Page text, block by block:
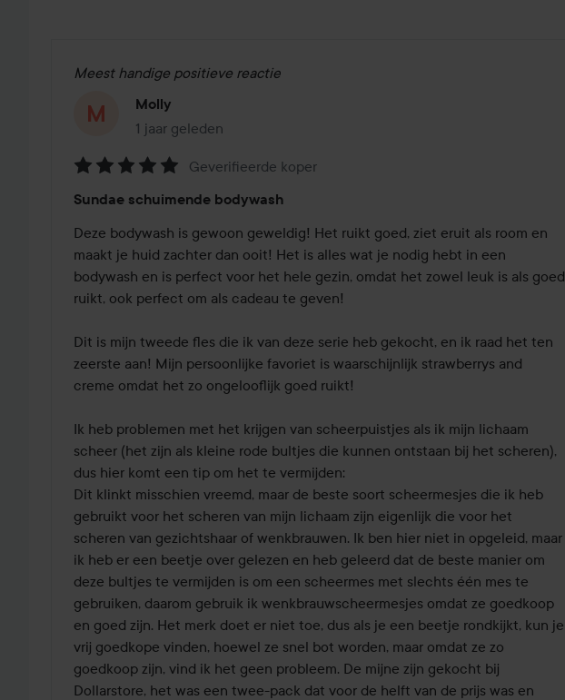
Meest handige positieve reactie
Molly
1 jaar geleden
Het bericht is gemaakt 1 jaar geleden
5
van
de
5
Geverifieerde koper
Sundae schuimende bodywash
Deze bodywash is gewoon geweldig! Het ruikt goed, ziet eruit als room en
maakt je huid zachter dan ooit! Het is alles wat je nodig hebt in een
bodywash en is perfect voor het hele gezin, omdat het zowel leuk is als goed
ruikt, ook perfect om als cadeau te geven!
Dit is mijn tweede fles die ik van deze serie heb gekocht, en ik raad het ten
zeerste aan! Mijn persoonlijke favoriet is waarschijnlijk strawberrys and
creme omdat het zo ongelooflijk goed ruikt!
Ik heb problemen met het krijgen van scheerpuistjes als ik mijn lichaam
scheer (het zijn als kleine rode bultjes die kunnen ontstaan bij het scheren),
dus hier komt een tip om het te vermijden:
Dit klinkt misschien vreemd, maar de beste soort scheermesjes die ik heb
gebruikt voor het scheren van mijn lichaam zijn eigenlijk die voor het
scheren van gezichtshaar of wenkbrauwen. Ik ben hier niet in opgeleid, maar
ik heb er een beetje over gelezen en heb geleerd dat de beste manier om
deze bultjes te vermijden is om een scheermes met slechts één mes te
gebruiken, daarom gebruik ik wenkbrauwscheermesjes omdat ze goedkoop
en goed zijn. Het merk doet er niet toe, dus als je een beetje rondkijkt, kun je
vrij goedkope vinden, hoewel ze snel bot worden, maar omdat ze zo
goedkoop zijn, vind ik het geen probleem. De mijne zijn gekocht bij
Dollarstore, het was een twee-pack dat voor de helft van de prijs was en